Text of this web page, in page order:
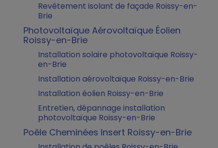
Revêtement isolant de façade Roissy-en-
Brie
Photovoltaïque Aérovoltaïque Éolien
Roissy-en-Brie
Installation solaire photovoltaïque Roissy-
en-Brie
Installation aérovoltaïque Roissy-en-Brie
Installation éolien Roissy-en-Brie
Entretien, dépannage installation
photovoltaïque Roissy-en-Brie
Poêle Cheminées Insert Roissy-en-Brie